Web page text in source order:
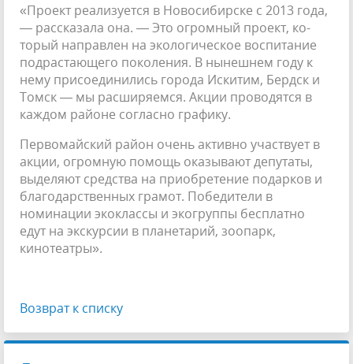
«Проект реализуется в Ново­сибирске с 2013 года,
— рассказала она. — Это огромный проект, ко­
торый направлен на экологическое воспитание
подрастающего по­коления. В нынешнем году к
нему присоединились города Искитим, Бердск и
Томск — мы расширяемся. Акции проводятся в
каждом районе согласно графику.
Первомайский район очень ак­тивно участвует в
акции, огромную помощь оказывают депутаты,
выде­ляют средства на приобретение по­дарков и
благодарственных грамот. Победители в
номинации экоклас­сы и экогруппы бесплатно
едут на экскурсии в планетарий, зоопарк,
кинотеатры».
Возврат к списку